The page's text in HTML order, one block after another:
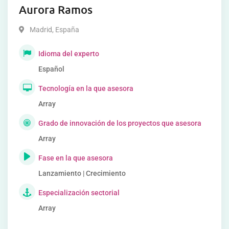
Aurora Ramos
Madrid, España
Idioma del experto
Español
Tecnología en la que asesora
Array
Grado de innovación de los proyectos que asesora
Array
Fase en la que asesora
Lanzamiento | Crecimiento
Especialización sectorial
Array